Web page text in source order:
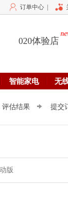
订单中心
020体验店
智能家电 无
评估结果 提交
版